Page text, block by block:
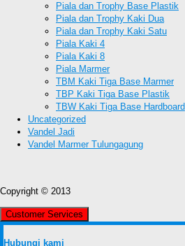
Piala dan Trophy Base Plastik
Piala dan Trophy Kaki Dua
Piala dan Trophy Kaki Satu
Piala Kaki 4
Piala Kaki 8
Piala Marmer
TBM Kaki Tiga Base Marmer
TBP Kaki Tiga Base Plastik
TBW Kaki Tiga Base Hardboard
Uncategorized
Vandel Jadi
Vandel Marmer Tulungagung
Copyright © 2013
Customer Services
Hubungi kami